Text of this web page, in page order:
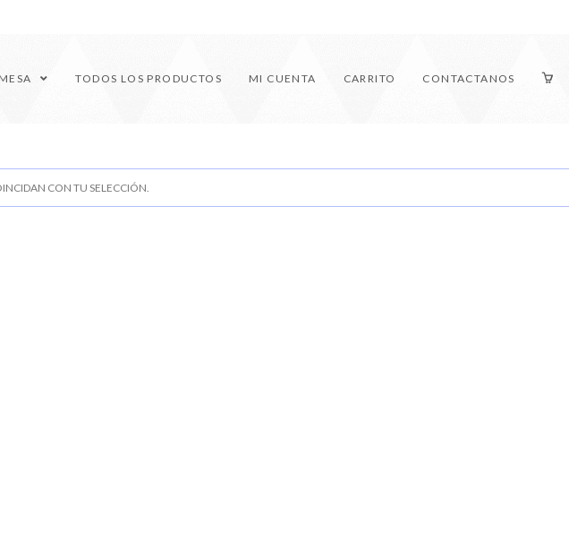
TODOS LOS PRODUCTOS MI CUENTA CARRITO CONTACTANOS
CON TU SELECCIÓN.